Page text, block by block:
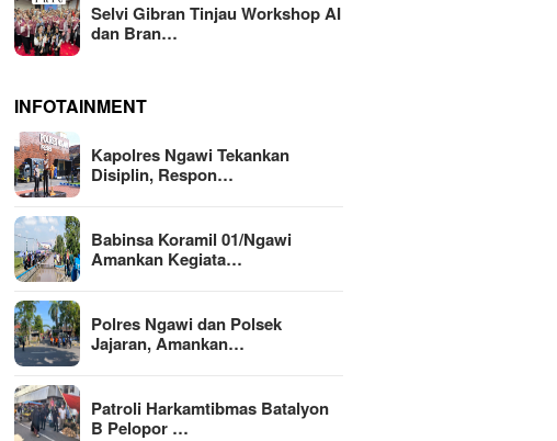
Selvi Gibran Tinjau Workshop AI
dan Bran…
INFOTAINMENT
Kapolres Ngawi Tekankan
Disiplin, Respon…
Babinsa Koramil 01/Ngawi
Amankan Kegiata…
Polres Ngawi dan Polsek
Jajaran, Amankan…
Patroli Harkamtibmas Batalyon
B Pelopor …